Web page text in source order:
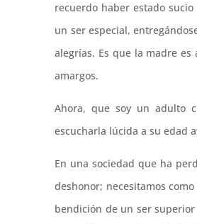
recuerdo haber estado
un ser especial,
alegrías. Es que la madre
amargos.
Ahora, que soy un adulto
escucharla lúcida a su edad
En una sociedad que ha
deshonor; necesitamos
bendición de un ser